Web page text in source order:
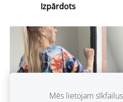
Izpārdots
Mēs lietojam